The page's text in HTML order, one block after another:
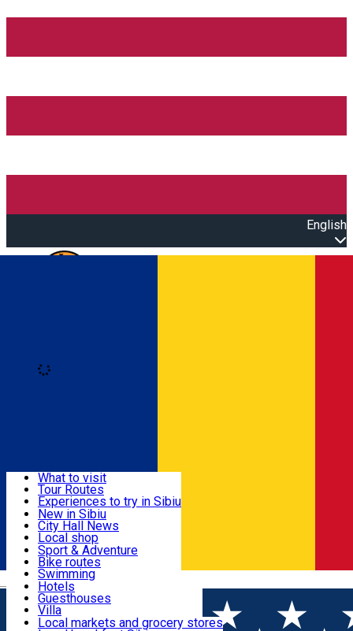
English
Română
Useful info
Activities & Adventure
Accommodation
Food, Drinks & Nightlife
What to visit
Tour Routes
Experiences to try in Sibiu
Podcast
Culture
Museums
Churches
Parks, Zoo
County of Sibiu
New in Sibiu
City Hall News
Local shop
Sibiu artisans
Sibiul Verde
Public services
Education
How do I get to Sibiu
Tourist Info
Tour Guides
Sport & Adventure
Bike routes
Swimming
Riding
Indoor activities
Loc de joacă indoor
Loc de joacă outdoor
Hotels
Guesthouses
Villa
Hostels
Local markets and grocery stores